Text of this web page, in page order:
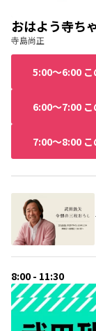
おはよう寺ち
寺島尚正
5:00〜6:00 こ
6:00〜7:00 こ
7:00〜8:00 こ
8:00 - 11:30